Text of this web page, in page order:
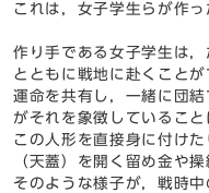
これは，女子学生らが作
作り手である女子学生は
とともに戦地に赴くこと
運命を共有し，一緒に団
がそれを象徴しているこ
この人形を直接身に付け
（天蓋）を開く留め金や
そのような様子が，戦時